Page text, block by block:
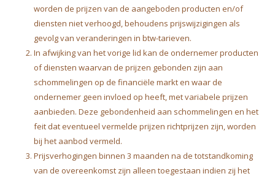
worden de prijzen van de aangeboden producten en/of
diensten niet verhoogd, behoudens prijswijzigingen als
gevolg van veranderingen in btw-tarieven.
In afwijking van het vorige lid kan de ondernemer producten
of diensten waarvan de prijzen gebonden zijn aan
schommelingen op de financiële markt en waar de
ondernemer geen invloed op heeft, met variabele prijzen
aanbieden. Deze gebondenheid aan schommelingen en het
feit dat eventueel vermelde prijzen richtprijzen zijn, worden
bij het aanbod vermeld.
Prijsverhogingen binnen 3 maanden na de totstandkoming
van de overeenkomst zijn alleen toegestaan indien zij het